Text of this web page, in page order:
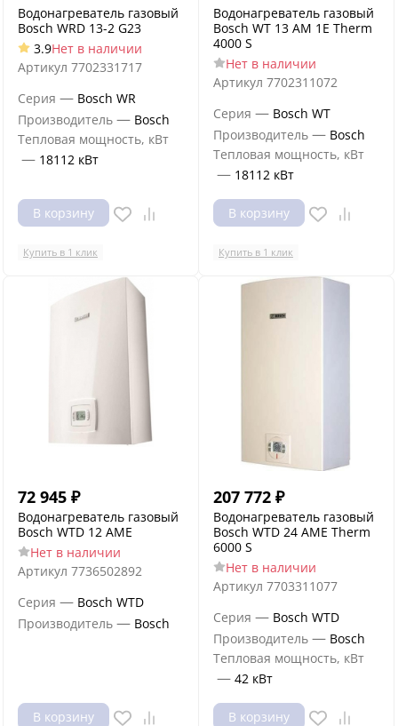
Водонагреватель газовый
Bosch WRD 13-2 G23
3.9Нет в наличии
Артикул 7702331717
Серия — Bosch WR
Производитель — Bosch
Тепловая мощность, кВт
— 18112 кВт
В корзину
Купить в 1 клик
Водонагреватель газовый
Bosch WT 13 AM 1E Therm
4000 S
Нет в наличии
Артикул 7702311072
Серия — Bosch WT
Производитель — Bosch
Тепловая мощность, кВт
— 18112 кВт
В корзину
Купить в 1 клик
72 945 ₽
Водонагреватель газовый
Bosch WTD 12 AME
Нет в наличии
Артикул 7736502892
Серия — Bosch WTD
Производитель — Bosch
В корзину
207 772 ₽
Водонагреватель газовый
Bosch WTD 24 AME Therm
6000 S
Нет в наличии
Артикул 7703311077
Серия — Bosch WTD
Производитель — Bosch
Тепловая мощность, кВт
— 42 кВт
В корзину